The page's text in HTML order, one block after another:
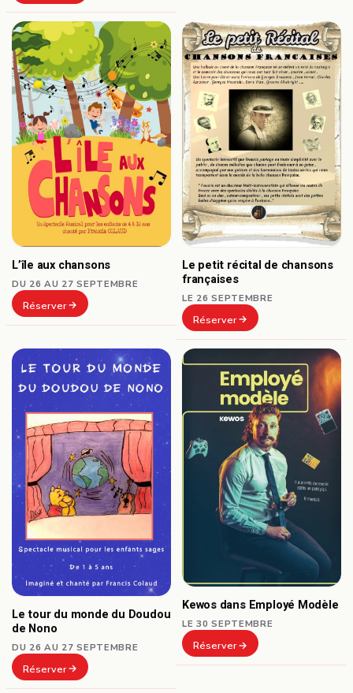
L’île aux chansons
DU 26 AU 27 SEPTEMBRE
Réserver
Le petit récital de chansons
françaises
LE 26 SEPTEMBRE
Réserver
Le tour du monde du Doudou
de Nono
DU 26 AU 27 SEPTEMBRE
Réserver
Kewos dans Employé Modèle
LE 30 SEPTEMBRE
Réserver